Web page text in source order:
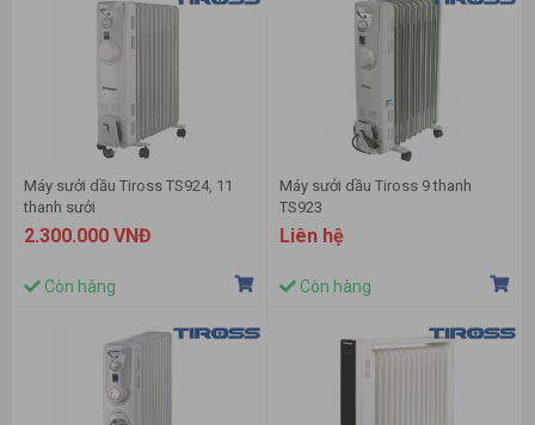
Máy sưởi dầu Tiross TS924, 11
thanh sưởi
2.300.000 VNĐ
Còn hàng
Máy sưởi dầu Tiross 9 thanh
TS923
Liên hệ
Còn hàng